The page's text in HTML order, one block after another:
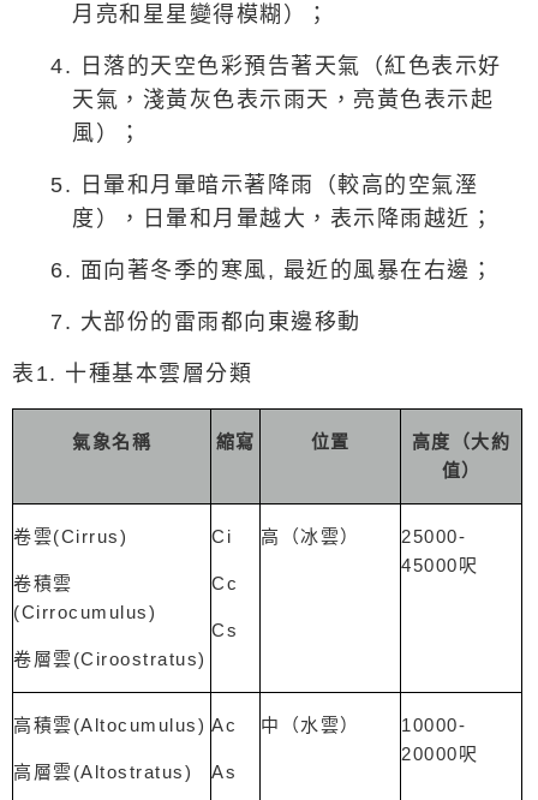
月亮和星星變得模糊）；
4.
日落的天空色彩預告著天氣（紅色表示好
天氣，淺黃灰色表示雨天，亮黃色表示起
風）；
5.
日暈和月暈暗示著降雨（較高的空氣溼
度），日暈和月暈越大，表示降雨越近；
6. 面向著冬季的寒風, 最近的風暴在右邊；
7. 大部份的雷雨都向東邊移動
表 1. 十種基本雲層分類
氣象名稱 縮寫 位置
高度（大約
值）
卷雲(Cirrus)
卷積雲
(Cirrocumulus)
卷層雲(Ciroostratus)
Ci
Cc
Cs
高（冰雲）
25000-
45000呎
高積雲(Altocumulus)
高層雲(Altostratus)
Ac
As
中（水雲）
10000-
20000呎